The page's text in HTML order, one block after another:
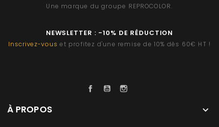
Une marque du groupe REPROCOLOR.
NEWSLETTER : -10% DE RÉDUCTION
Inscrivez-vous et profitez d'une remise de 10% dès 60€ HT !
FacebookYouTube
À PROPOS 